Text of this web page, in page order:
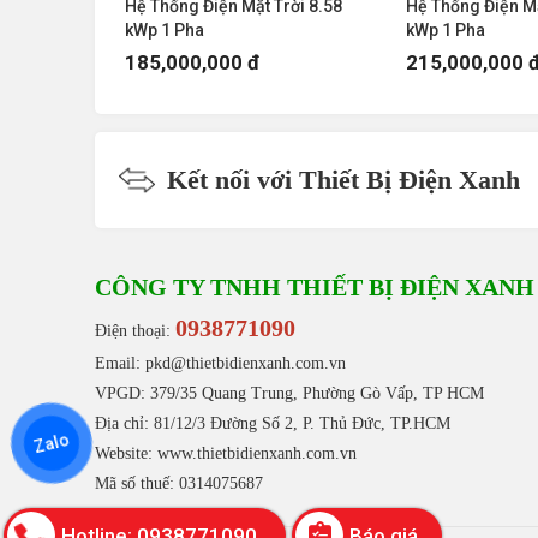
Hệ Thống Điện Mặt Trời 8.58
kWp 1 Pha
185,000,000 đ
Hệ Thống Điện
kWp 1 Pha
215,000,000
Kết nối với Thiết Bị Điện Xanh
CÔNG TY TNHH THIẾT BỊ ĐIỆN XANH
Điện thoại: 0938771090
Email: pkd@thietbidienxanh.com.vn
VPGD: 379/35 Quang Trung, Phường Gò Vấp, TP HCM
Địa chỉ: 81/12/3 Đường Số 2, P. Thủ Đức, TP.HCM
Website: www.thietbidienxanh.com.vn
Mã số thuế: 0314075687
Zalo